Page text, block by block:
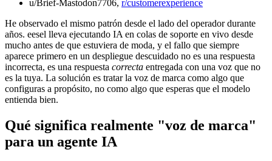
u/Brief-Mastodon7706, r/customerexperience
He observado el mismo patrón desde el lado del operador durante
años. eesel lleva ejecutando IA en colas de soporte en vivo desde
mucho antes de que estuviera de moda, y el fallo que siempre
aparece primero en un despliegue descuidado no es una respuesta
incorrecta, es una respuesta correcta entregada con una voz que no
es la tuya. La solución es tratar la voz de marca como algo que
configuras a propósito, no como algo que esperas que el modelo
entienda bien.
Qué significa realmente "voz de marca"
para un agente IA